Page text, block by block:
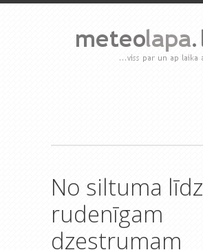
No siltuma līdz
rudenīgam
dzestrumam